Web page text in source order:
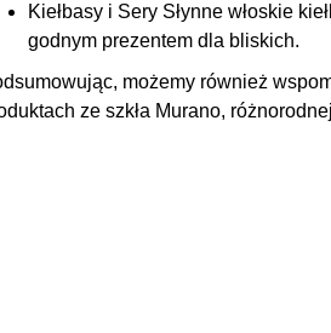
Kiełbasy i Sery Słynne włoskie
godnym prezentem dla bliskich.
możemy również
ze szkła Murano,